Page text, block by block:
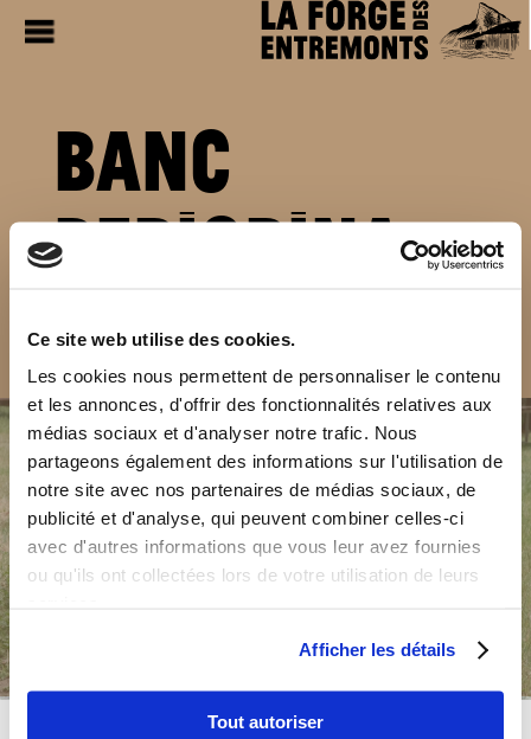
Ce site web utilise des cookies.
Les cookies nous permettent de personnaliser le contenu
et les annonces, d'offrir des fonctionnalités relatives aux
médias sociaux et d'analyser notre trafic. Nous
partageons également des informations sur l'utilisation de
notre site avec nos partenaires de médias sociaux, de
publicité et d'analyse, qui peuvent combiner celles-ci
avec d'autres informations que vous leur avez fournies
ou qu'ils ont collectées lors de votre utilisation de leurs
Afficher les détails
Tout autoriser
BANC
PERIGRINa
pour les chemins de
Compostelle